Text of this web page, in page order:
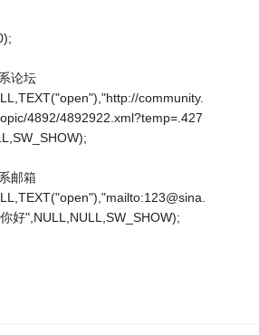
论坛
community.
4892/4892922.xml?temp=.427
邮箱
好",NULL,NULL,SW_SHOW);